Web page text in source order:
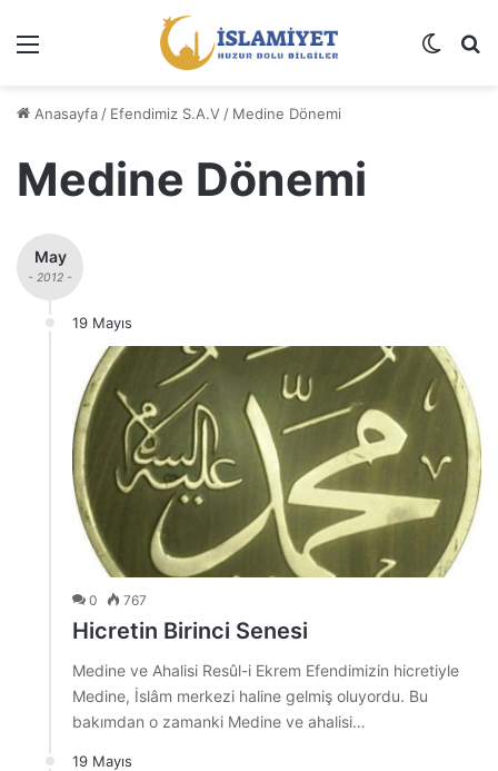
Dış
Anasayfa / Efendimiz S.A.V / Medine Dönemi
Medine Dönemi
May
- 2012 -
19 Mayıs
0 767
Hicretin Birinci Senesi
Medine ve Ahalisi Resûl-i Ekrem Efendimizin hicretiyle
Medine, İslâm merkezi haline gelmiş oluyordu. Bu
bakımdan o zamanki Medine ve ahalisi…
19 Mayıs